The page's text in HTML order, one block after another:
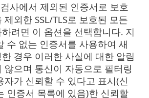
사에서 제외된 인증서로 보호
제외한 SSL/TLS로 보호된 모든
려면 이 옵션을 선택합니다. 지
수 없는 인증서를 사용하여 새
경우 이러한 사실에 대한 알림
않으며 통신이 자동으로 필터링
자가 신뢰할 수 있다고 표시(신
인증서 목록에 있음)한 신뢰할